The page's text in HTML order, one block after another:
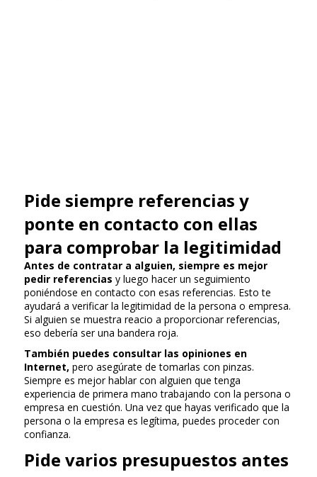
Pide siempre referencias y
ponte en contacto con ellas
para comprobar la legitimidad
Antes de contratar a alguien, siempre es mejor
pedir referencias y luego hacer un seguimiento
poniéndose en contacto con esas referencias. Esto te
ayudará a verificar la legitimidad de la persona o empresa.
Si alguien se muestra reacio a proporcionar referencias,
eso debería ser una bandera roja.
También puedes consultar las opiniones en
Internet, pero asegúrate de tomarlas con pinzas.
Siempre es mejor hablar con alguien que tenga
experiencia de primera mano trabajando con la persona o
empresa en cuestión. Una vez que hayas verificado que la
persona o la empresa es legítima, puedes proceder con
confianza.
Pide varios presupuestos antes